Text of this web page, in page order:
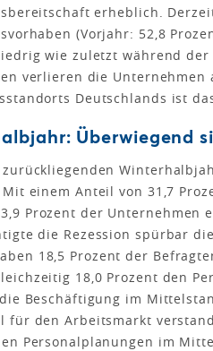
erheblich.
(Vorjahr: 52,8
wie zuletzt während der
verlieren die Unternehmen
Deutschlands ist
Überwiegend
einem Anteil von 31,7
Prozent der Unternehmen
die Rezession spürbar
18,5 Prozent der
18,0 Prozent den
Beschäftigung im
für den Arbeitsmarkt
Personalplanungen im